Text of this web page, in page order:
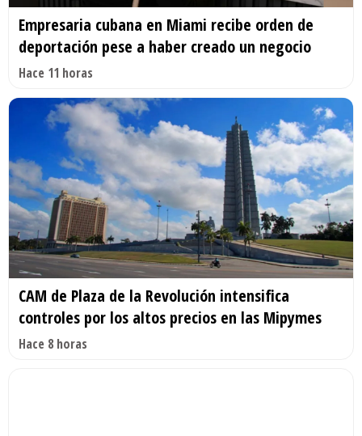
Empresaria cubana en Miami recibe orden de
deportación pese a haber creado un negocio
Hace 11 horas
CAM de Plaza de la Revolución intensifica
controles por los altos precios en las Mipymes
Hace 8 horas